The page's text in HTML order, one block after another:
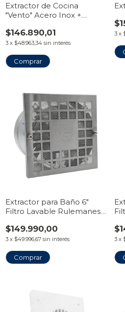
Extractor de Cocina
"Vento" Acero Inox +
$146.890,01
3 x $48.963,34 sin interés
Comprar
3 x
Extractor para Baño 6"
Filtro Lavable Rulemanes
$149.990,00
3 x $49.996,67 sin interés
Comprar
3 x